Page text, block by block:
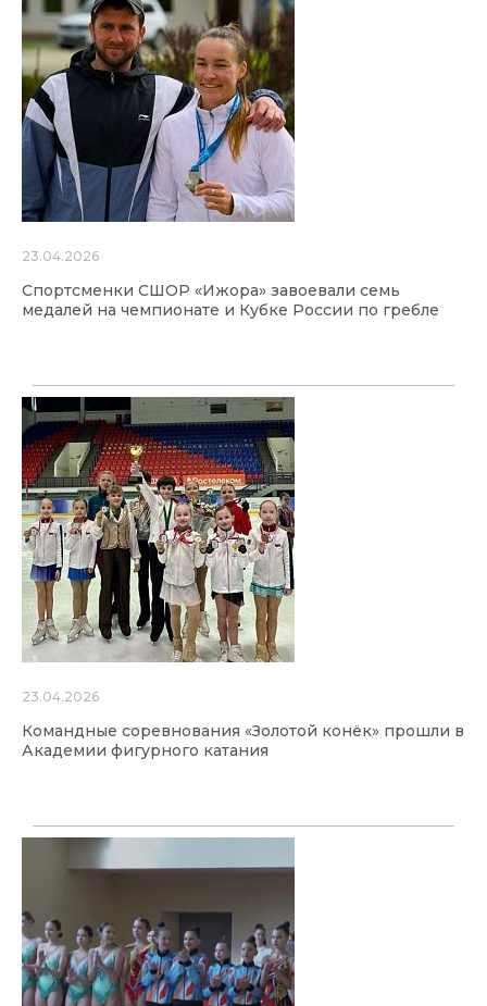
23.04.2026
Спортсменки СШОР «Ижора» завоевали семь
медалей на чемпионате и Кубке России по гребле
23.04.2026
Командные соревнования «Золотой конёк» прошли в
Академии фигурного катания